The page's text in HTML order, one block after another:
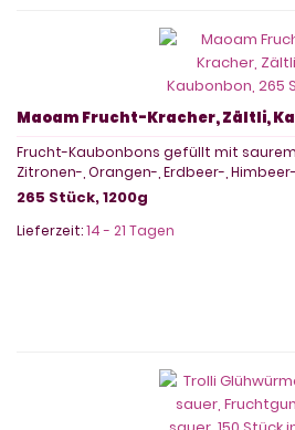
Maoam Frucht-Kracher, Zältli,
Frucht-Kaubonbons gefüllt mit
Zitronen-, Orangen-, Erdbeer-,
265 Stück, 1200g
Lieferzeit:14 - 21 Tagen